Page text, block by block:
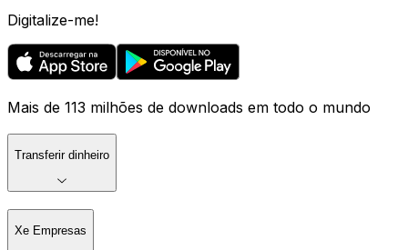
Digitalize-me!
Mais de 113 milhões de downloads em todo o mundo
Transferir dinheiro
Xe Empresas